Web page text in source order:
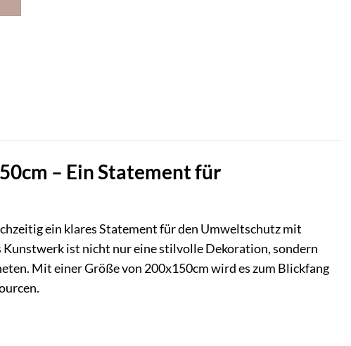
– Ein Statement für
ein klares Statement für den Umweltschutz mit
Kunstwerk ist nicht nur eine stilvolle Dekoration, sondern
Mit einer Größe von 200x150cm wird es zum Blickfang